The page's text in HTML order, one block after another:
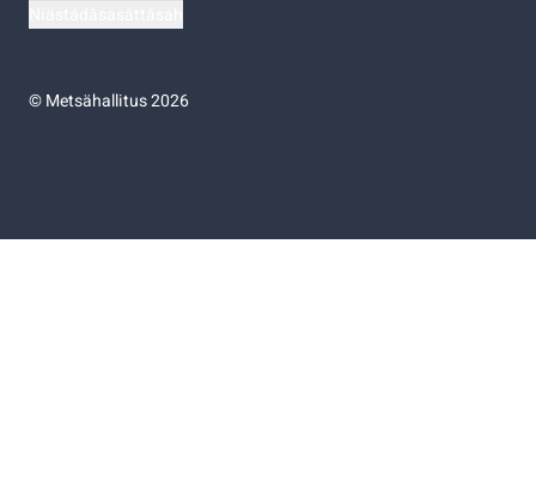
©Metsähallitus 2026